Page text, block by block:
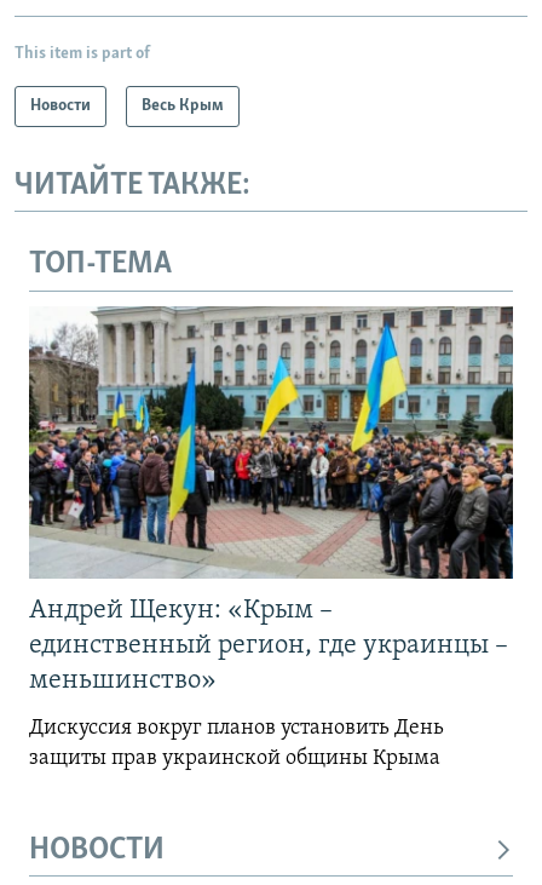
This item is part of
Новости Весь Крым
ЧИТАЙТЕ ТАКЖЕ:
ТОП-ТЕМА
Андрей Щекун: «Крым –
единственный регион, где украинцы –
меньшинство»
Дискуссия вокруг планов установить День
защиты прав украинской общины Крыма
НОВОСТИ